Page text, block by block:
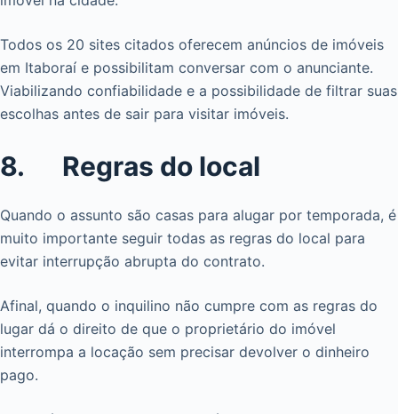
Todos os 20 sites citados oferecem anúncios de imóveis
em Itaboraí e possibilitam conversar com o anunciante.
Viabilizando confiabilidade e a possibilidade de filtrar suas
escolhas antes de sair para visitar imóveis.
8. Regras do local
Quando o assunto são casas para alugar por temporada, é
muito importante seguir todas as regras do local para
evitar interrupção abrupta do contrato.
Afinal, quando o inquilino não cumpre com as regras do
lugar dá o direito de que o proprietário do imóvel
interrompa a locação sem precisar devolver o dinheiro
pago.